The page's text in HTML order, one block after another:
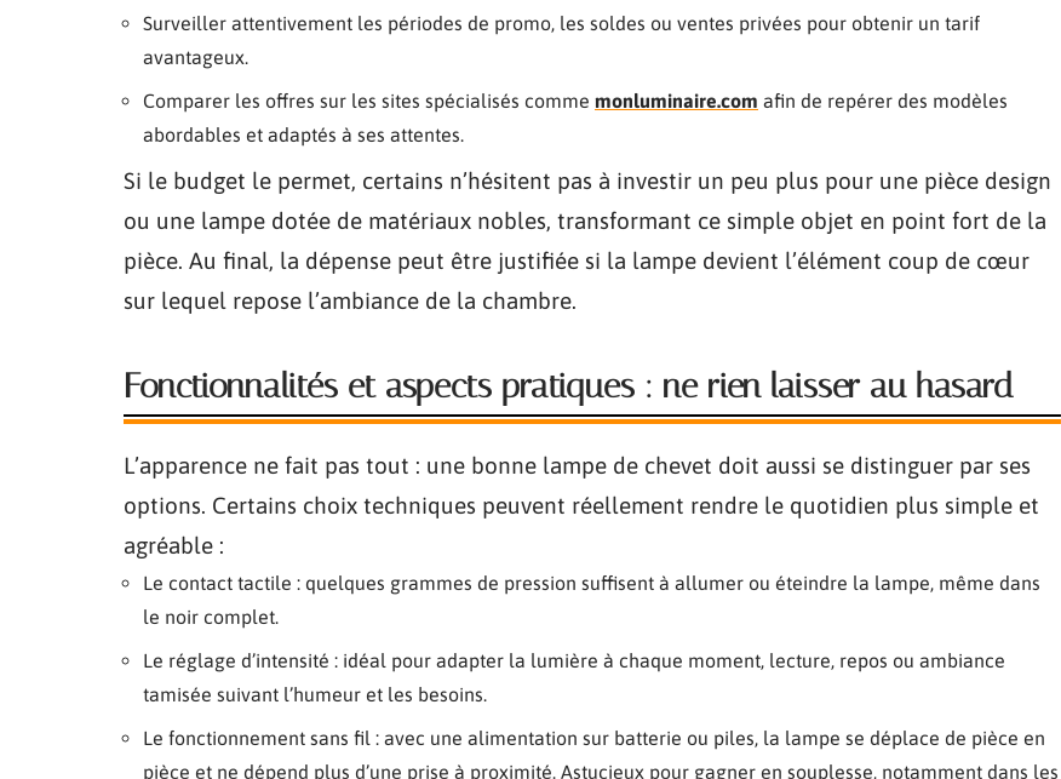
Surveiller attentivement les périodes de promo, les soldes ou ventes privées pour obtenir un tarif
avantageux.
Comparer les offres sur les sites spécialisés comme monluminaire.com afin de repérer des modèles
abordables et adaptés à ses attentes.
Si le budget le permet, certains n’hésitent pas à investir un peu plus pour une pièce design
ou une lampe dotée de matériaux nobles, transformant ce simple objet en point fort de la
pièce. Au final, la dépense peut être justifiée si la lampe devient l’élément coup de cœur
sur lequel repose l’ambiance de la chambre.
Fonctionnalités et aspects pratiques : ne rien laisser au hasard
L’apparence ne fait pas tout : une bonne lampe de chevet doit aussi se distinguer par ses
options. Certains choix techniques peuvent réellement rendre le quotidien plus simple et
agréable :
Le contact tactile : quelques grammes de pression suffisent à allumer ou éteindre la lampe, même dans
le noir complet.
Le réglage d’intensité : idéal pour adapter la lumière à chaque moment, lecture, repos ou ambiance
tamisée suivant l’humeur et les besoins.
Le fonctionnement sans fil : avec une alimentation sur batterie ou piles, la lampe se déplace de pièce en
pièce et ne dépend plus d’une prise à proximité. Astucieux pour gagner en souplesse, notamment dans les